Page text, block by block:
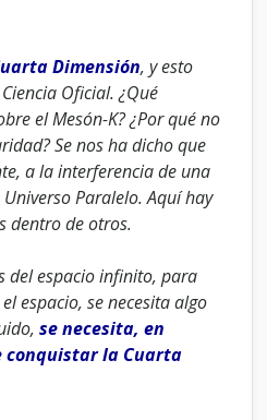
Dimensión, y esto
Oficial. ¿Qué
el Mesón-K? ¿Por qué no
Se nos ha dicho que
a la interferencia de una
Paralelo. Aquí hay
dentro de otros.
del espacio infinito, para
espacio, se necesita algo
se necesita, en
conquistar la Cuarta